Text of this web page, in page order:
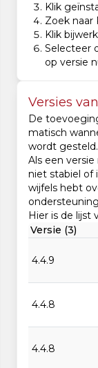
Klik
Zoek naar
Klik
Selecteer
op versie
Versies
De
matisch
wordt gesteld.
Als een
niet stabiel of
wijfels hebt
Hier is de lijst
Versie (3)
4.4.9
4.4.8
4.4.8